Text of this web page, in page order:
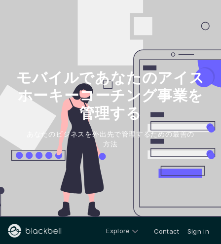
モバイルであなたのアイス
ホーキーコーチング事業を
管理する
あなたのビジネスを外出先で管理するための最善の
方法
Explore Contact Sign in